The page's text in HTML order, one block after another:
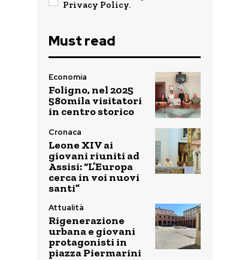
Privacy Policy.
Must read
Economia
Foligno, nel 2025
580mila visitatori
in centro storico
Cronaca
Leone XIV ai
giovani riuniti ad
Assisi: “L’Europa
cerca in voi nuovi
santi”
Attualità
Rigenerazione
urbana e giovani
protagonisti in
piazza Piermarini